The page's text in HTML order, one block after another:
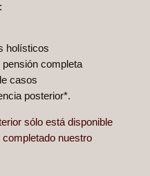
holísticos
completa
casos
posterior*.
sólo está disponible
nuestro